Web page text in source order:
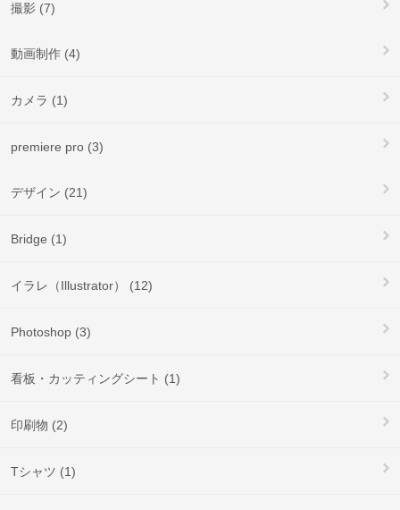
撮影 (7)
動画制作 (4)
カメラ (1)
premiere pro (3)
デザイン (21)
Bridge (1)
イラレ（Illustrator） (12)
Photoshop (3)
看板・カッティングシート (1)
印刷物 (2)
Tシャツ (1)